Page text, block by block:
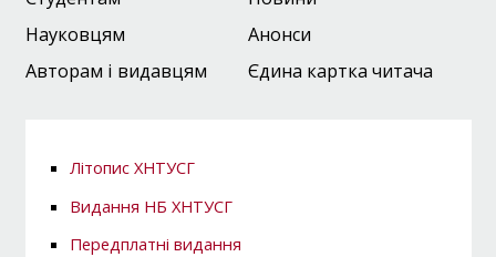
Науковцям
Авторам і видавцям
Анонси
Єдина картка читача
Літопис ХНТУСГ
Видання НБ ХНТУСГ
Передплатні видання